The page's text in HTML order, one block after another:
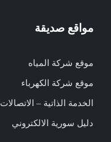
مواقع صديقة
موقع شركة المياه
موقع شركة الكهرباء
الخدمة الذاتية – الاتصالات
دليل سورية الالكتروني